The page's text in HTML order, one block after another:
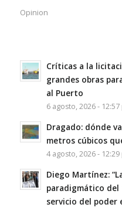
Opinion
Críticas a la
grandes obras
al Puerto
6 agosto, 2026 - 12:57
Dragado: dónde
metros cúbicos
4 agosto, 2026 - 12:29
Diego Martínez:
paradigmático
servicio del poder